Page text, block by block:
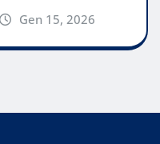
Gen 15, 2026